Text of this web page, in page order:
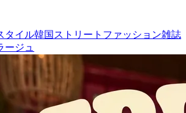
タイル韓国ストリートファッション雑誌
ージュ